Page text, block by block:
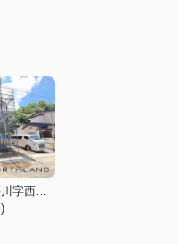
郡山市安積町笹川字西長久保